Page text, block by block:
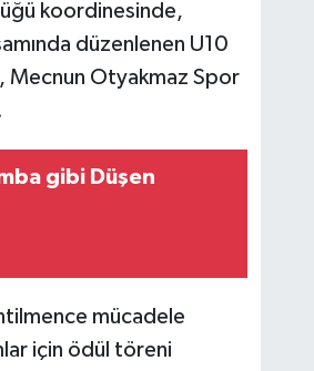
koordinesinde,
düzenlenen U10
Mecnun Otyakmaz Spor
gibi Düşen
mücadele
için ödül töreni